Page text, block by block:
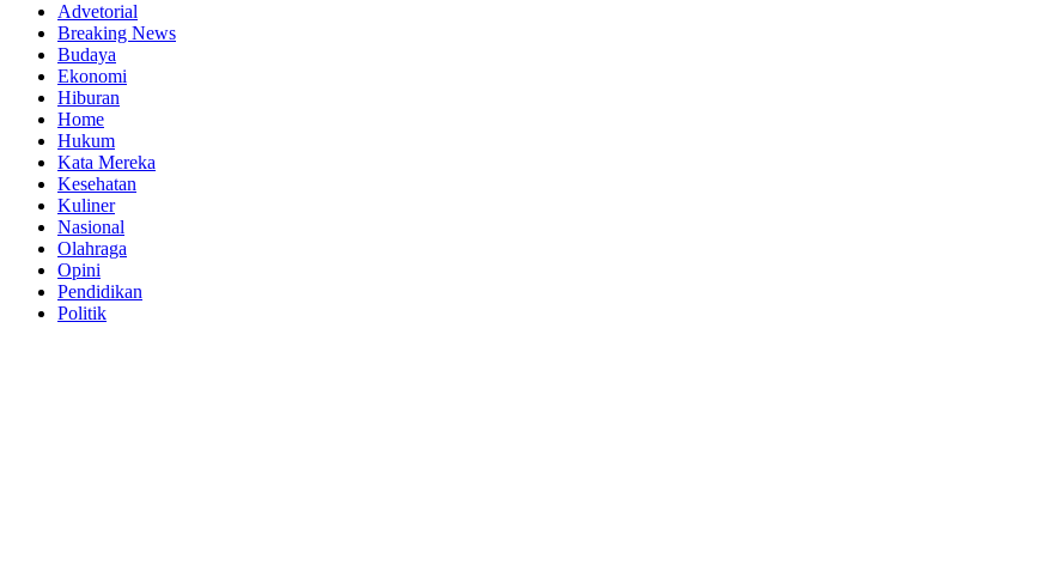
Advetorial
Breaking News
Budaya
Ekonomi
Hiburan
Home
Hukum
Kata Mereka
Kesehatan
Kuliner
Nasional
Olahraga
Opini
Pendidikan
Politik